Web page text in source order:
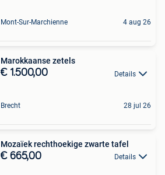
Mont-Sur-Marchienne 4 aug 26
Marokkaanse zetels
€ 1.500,00 Details
Brecht 28 jul 26
Mozaïek rechthoekige zwarte tafel
€ 665,00 Details